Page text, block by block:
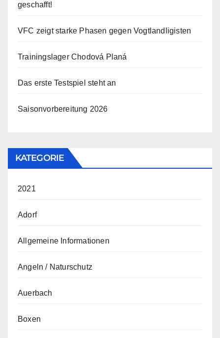
geschafft!
VFC zeigt starke Phasen gegen Vogtlandligisten
Trainingslager Chodová Planá
Das erste Testspiel steht an
Saisonvorbereitung 2026
KATEGORIE
2021
Adorf
Allgemeine Informationen
Angeln / Naturschutz
Auerbach
Boxen